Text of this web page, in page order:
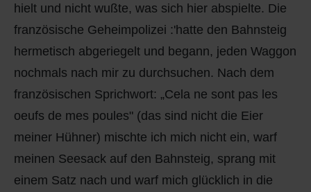
hielt und nicht wußte, was sich hier abspielte. Die
französische Geheimpolizei :'hatte den Bahnsteig
hermetisch abgeriegelt und begann, jeden Waggon
nochmals nach mir zu durchsuchen. Nach dem
französischen Sprichwort: „Cela ne sont pas les
oeufs de mes poules" (das sind nicht die Eier
meiner Hühner) mischte ich mich nicht ein, warf
meinen Seesack auf den Bahnsteig, sprang mit
einem Satz nach und warf mich glücklich in die